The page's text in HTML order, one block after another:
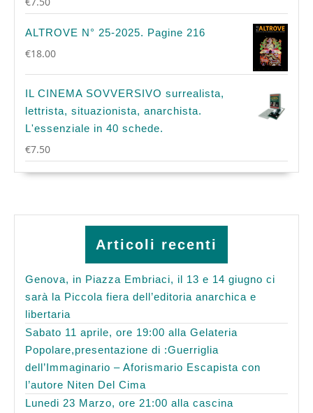
ALTROVE N° 25-2025. Pagine 216
€18.00
IL CINEMA SOVVERSIVO surrealista,
lettrista, situazionista, anarchista.
L'essenziale in 40 schede.
€7.50
Articoli recenti
Genova, in Piazza Embriaci, il 13 e 14 giugno ci
sarà la Piccola fiera dell’editoria anarchica e
libertaria
Sabato 11 aprile, ore 19:00 alla Gelateria
Popolare,presentazione di :Guerriglia
dell’Immaginario – Aforismario Escapista con
l’autore Niten Del Cima
Lunedi 23 Marzo, ore 21:00 alla cascina